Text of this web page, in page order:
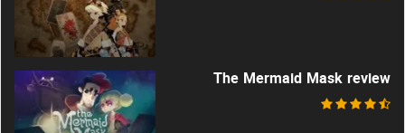
The Mermaid Mask review